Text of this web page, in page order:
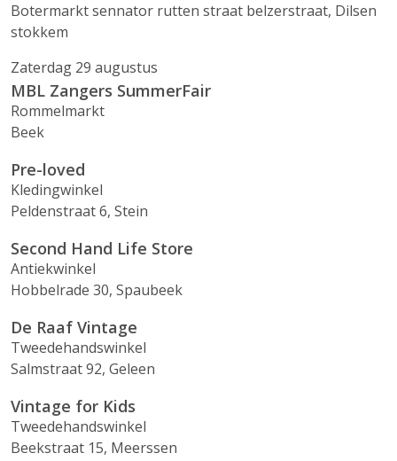
Botermarkt sennator rutten straat belzerstraat, Dilsen
stokkem
Zaterdag 29 augustus
MBL Zangers SummerFair
Rommelmarkt
Beek
Pre-loved
Kledingwinkel
Peldenstraat 6, Stein
Second Hand Life Store
Antiekwinkel
Hobbelrade 30, Spaubeek
De Raaf Vintage
Tweedehandswinkel
Salmstraat 92, Geleen
Vintage for Kids
Tweedehandswinkel
Beekstraat 15, Meerssen